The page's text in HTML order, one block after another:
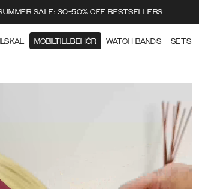
SALE: 30-50% OFF BESTSELLERS
MOBILTILLBEHÖR WATCH BANDS SETS